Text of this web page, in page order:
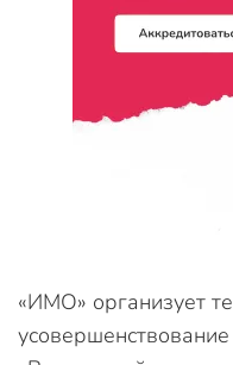
«ИМО» организует